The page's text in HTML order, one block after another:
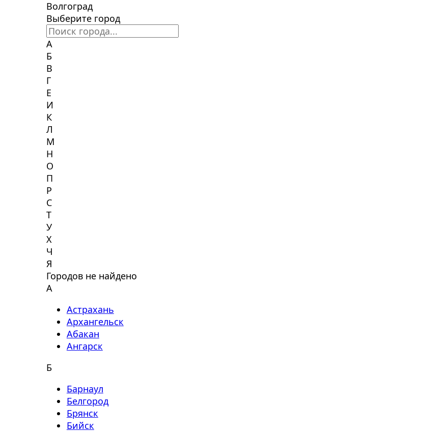
Волгоград
Выберите город
А
Б
В
Г
Е
И
К
Л
М
Н
О
П
Р
С
Т
У
Х
Ч
Я
Городов не найдено
А
Астрахань
Архангельск
Абакан
Ангарск
Б
Барнаул
Белгород
Брянск
Бийск